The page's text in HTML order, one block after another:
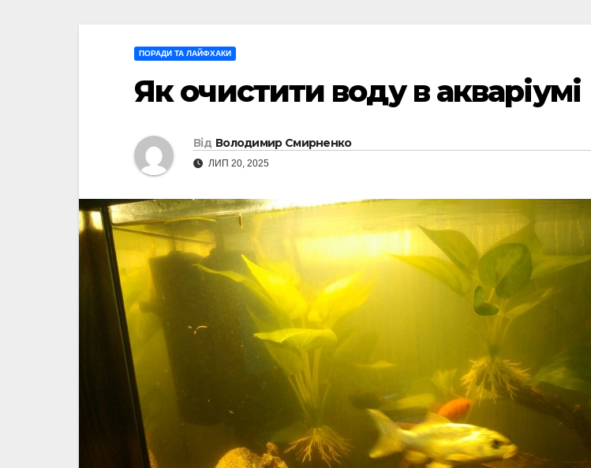
ПОРАДИ ТА ЛАЙФХАКИ
Як очистити воду в акваріумі
Від Володимир Смирненко
ЛИП 20, 2025